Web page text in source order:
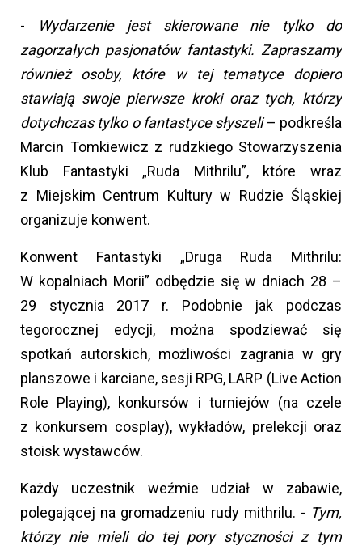
-
Wydarzenie jest skierowane nie tylko do
zagorzałych pasjonatów fantastyki. Zapraszamy
również osoby, które w tej tematyce dopiero
stawiają swoje pierwsze kroki oraz tych, którzy
dotychczas tylko o fantastyce słyszeli– podkreśla
Marcin Tomkiewicz z rudzkiego Stowarzyszenia
Klub Fantastyki „Ruda Mithrilu”, które wraz
z Miejskim Centrum Kultury w Rudzie Śląskiej
organizuje konwent.
Konwent Fantastyki „Druga Ruda Mithrilu:
W kopalniach Morii” odbędzie się w dniach 28 –
29 stycznia 2017 r. Podobnie jak podczas
tegorocznej edycji, można spodziewać się
spotkań autorskich, możliwości zagrania w gry
planszowe i karciane, sesji RPG, LARP (Live Action
Role Playing), konkursów i turniejów (na czele
z konkursem cosplay), wykładów, prelekcji oraz
stoisk wystawców.
Każdy uczestnik weźmie udział w zabawie,
polegającej na gromadzeniu rudy mithrilu. - Tym,
którzy nie mieli do tej pory styczności z tym